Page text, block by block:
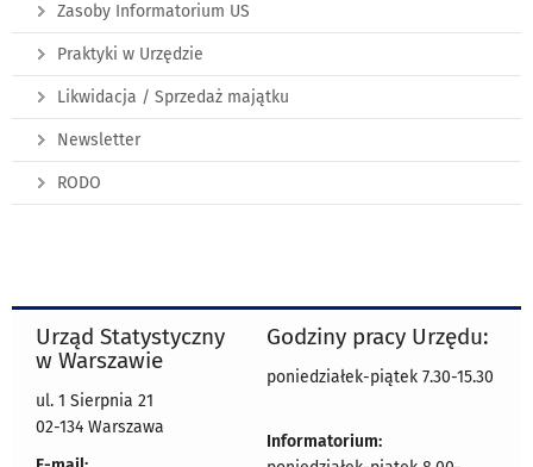
Zasoby Informatorium US
Praktyki w Urzędzie
Likwidacja / Sprzedaż majątku
Newsletter
RODO
Urząd Statystyczny
w Warszawie
ul. 1 Sierpnia 21
02-134 Warszawa
Godziny pracy Urzędu:
poniedziałek-piątek 7.30-15.30
Informatorium: